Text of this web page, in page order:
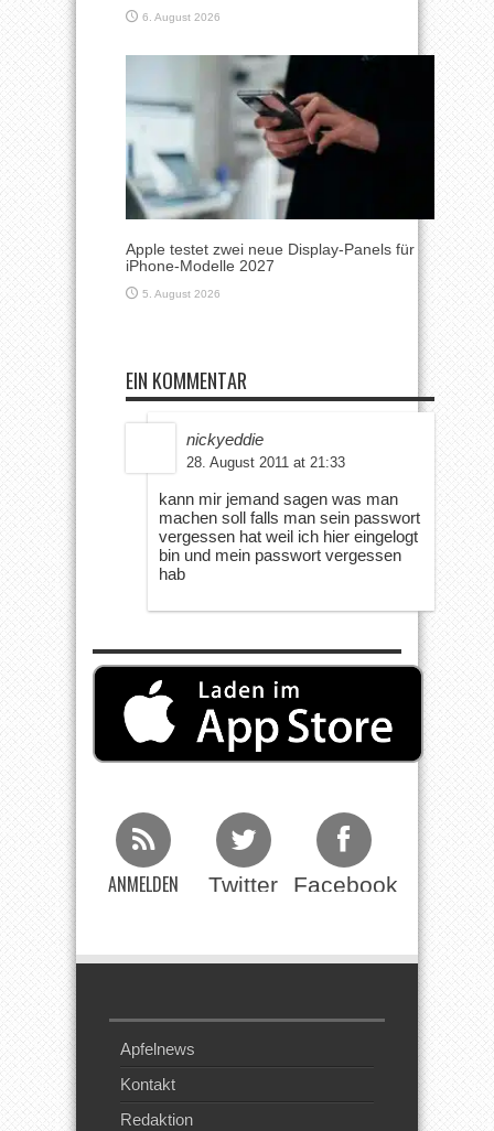
6. August 2026
Apple testet zwei neue Display-Panels für
iPhone-Modelle 2027
5. August 2026
EIN KOMMENTAR
nickyeddie
28. August 2011 at 21:33
kann mir jemand sagen was man
machen soll falls man sein passwort
vergessen hat weil ich hier eingelogt
bin und mein passwort vergessen
hab
ANMELDEN Twitter Facebook
Apfelnews
Kontakt
Redaktion